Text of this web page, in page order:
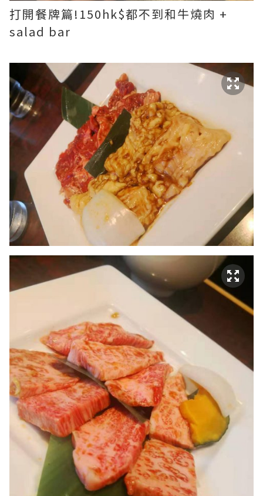
打開餐牌篇!150hk$都不到和牛燒肉 +
salad bar